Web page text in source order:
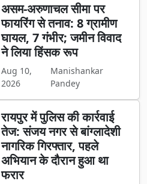
असम-अरुणाचल सीमा पर
फायरिंग से तनाव: 8 ग्रामीण
घायल, 7 गंभीर; जमीन विवाद
ने लिया हिंसक रूप
Aug 10,
2026
Manishankar
Pandey
रायपुर में पुलिस की कार्रवाई
तेज: संजय नगर से बांग्लादेशी
नागरिक गिरफ्तार, पहले
अभियान के दौरान हुआ था
फरार